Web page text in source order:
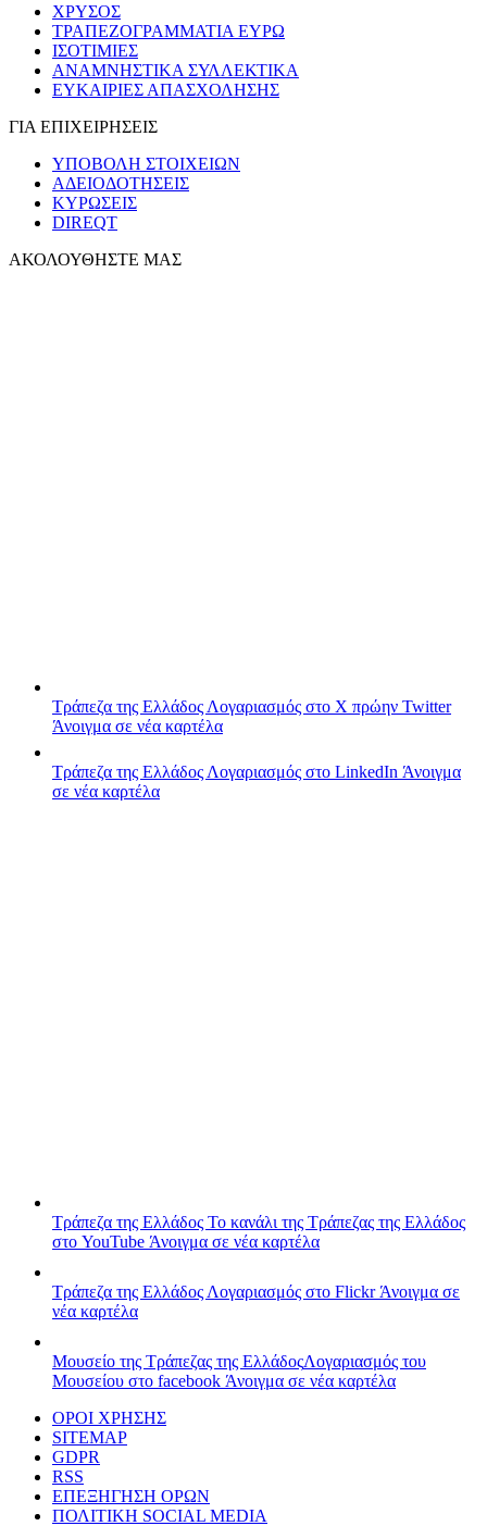
ΧΡΥΣΟΣ
ΤΡΑΠΕΖΟΓΡΑΜΜΑΤΙΑ ΕΥΡΩ
ΙΣΟΤΙΜΙΕΣ
ΑΝΑΜΝΗΣΤΙΚΑ ΣΥΛΛΕΚΤΙΚΑ
ΕΥΚΑΙΡΙΕΣ ΑΠΑΣΧΟΛΗΣΗΣ
ΓΙΑ ΕΠΙΧΕΙΡΗΣΕΙΣ
ΥΠΟΒΟΛΗ ΣΤΟΙΧΕΙΩΝ
ΑΔΕΙΟΔΟΤΗΣΕΙΣ
ΚΥΡΩΣΕΙΣ
DIREQT
ΑΚΟΛΟΥΘΗΣΤΕ ΜΑΣ
Τράπεζα της Ελλάδος Λογαριασμός στο X πρώην Twitter
Άνοιγμα σε νέα καρτέλα
Τράπεζα της Ελλάδος Λογαριασμός στο LinkedIn Άνοιγμα
σε νέα καρτέλα
Τράπεζα της Ελλάδος Το κανάλι της Τράπεζας της Ελλάδος
στο YouTube Άνοιγμα σε νέα καρτέλα
Τράπεζα της Ελλάδος Λογαριασμός στο FlickrΆνοιγμα σε
νέα καρτέλα
Μουσείο της Τράπεζας της ΕλλάδοςΛογαριασμός του
Μουσείου στο facebook Άνοιγμα σε νέα καρτέλα
ΟΡΟΙ ΧΡΗΣΗΣ
SITEMAP
GDPR
RSS
ΕΠΕΞΗΓΗΣΗ ΟΡΩΝ
ΠΟΛΙΤΙΚΗ SOCIAL MEDIA